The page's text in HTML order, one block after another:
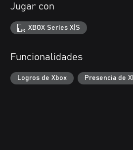
Jugar con
XBOX Series X|S
Funcionalidades
Logros de Xbox Presencia de